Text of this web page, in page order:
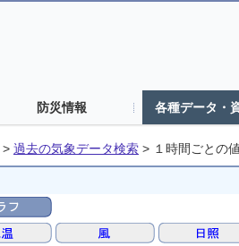
防災情報 各種データ・
> 過去の気象データ検索 > １時間ごとの